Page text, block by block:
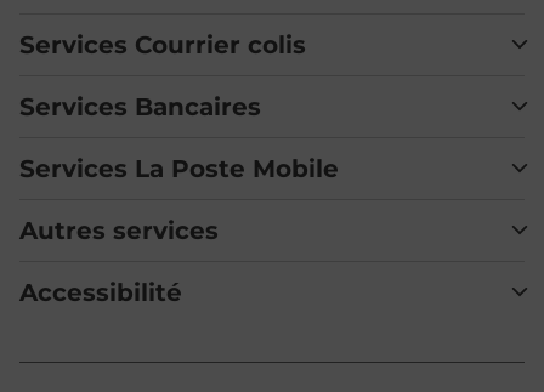
Services Courrier colis
Services Bancaires
Services La Poste Mobile
Autres services
Accessibilité